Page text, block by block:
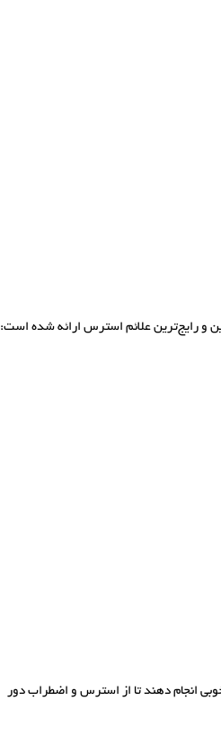
و رایج‌ترین علائم استرس ارائه شده است:
انجام دهند تا از استرس و اضطراب دور